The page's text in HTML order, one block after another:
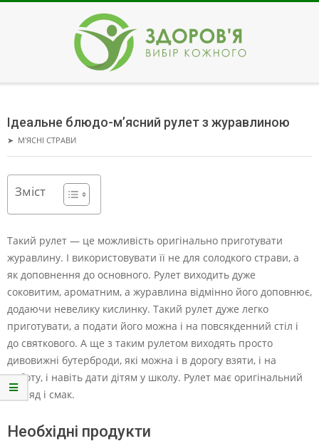
ЗДОРОВ'Я
Menu
Ідеальне блюдо-м’ясний рулет з журавлиною
➤ М'ЯСНІ СТРАВИ
Зміст
Такий рулет — це можливість оригінально приготувати
журавлину. І використовувати її не для солодкого страви, а
як доповнення до основного. Рулет виходить дуже
соковитим, ароматним, а журавлина відмінно його доповнює,
додаючи невелику кислинку. Такий рулет дуже легко
приготувати, а подати його можна і на повсякденний стіл і
до святкового. А ще з таким рулетом виходять просто
дивовижні бутерброди, які можна і в дорогу взяти, і на
роботу, і навіть дати дітям у школу. Рулет має оригінальний
вигляд і смак.
Необхідні продукти